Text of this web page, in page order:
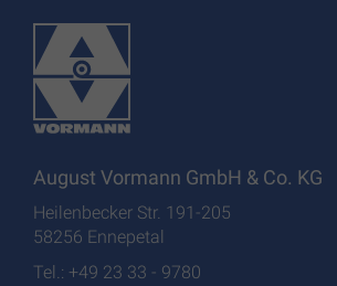
August Vormann GmbH & Co. KG
Heilenbecker Str. 191-205
58256 Ennepetal
Tel.: +49 23 33 - 9780